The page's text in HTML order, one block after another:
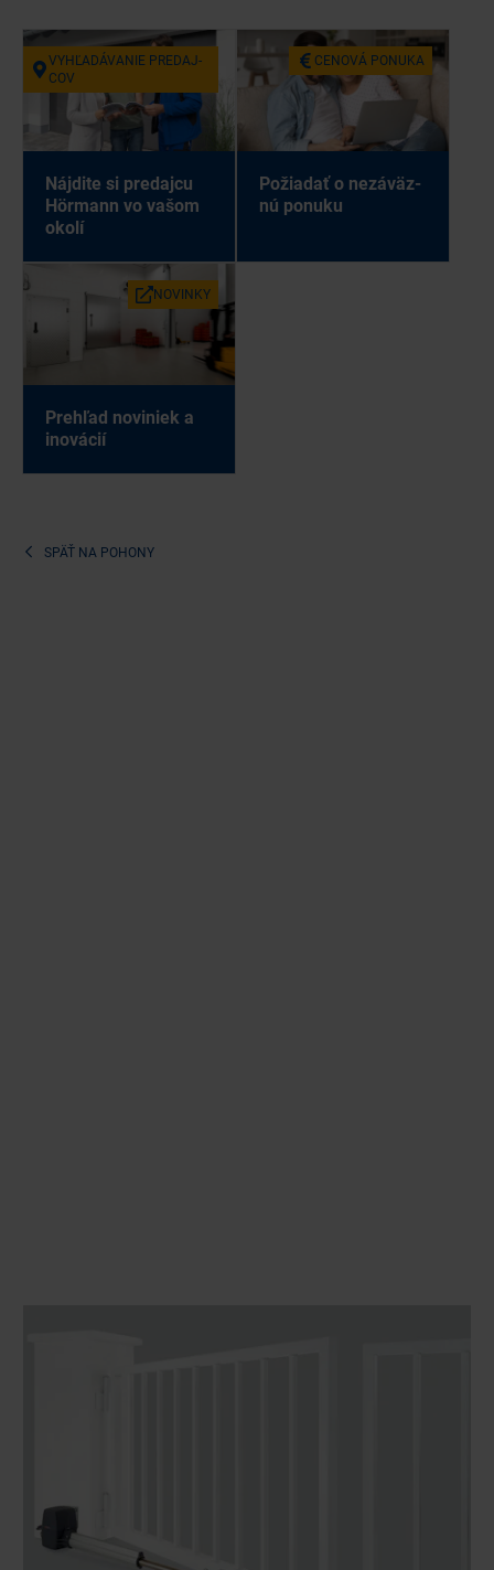
VY­HĽA­DÁ­VA­NIE PRE­DAJ­
COV
Náj­di­te si pre­daj­cu
Hör­mann vo va­šom
oko­lí
CE­NO­VÁ PO­NU­KA
Po­žia­dať o ne­zá­väz­
nú po­nu­ku
NO­VIN­KY
Pre­hľad no­vi­niek a
ino­vá­cií
SPÄŤ NA POHONY